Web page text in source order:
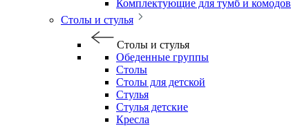
Комплектующие для тумб и комодов
Столы и стулья
Столы и стулья
Обеденные группы
Столы
Столы для детской
Стулья
Стулья детские
Кресла